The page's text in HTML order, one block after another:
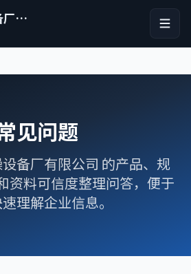
常州市干燥设备厂有限公司
见问题
备厂有限公司 的产品、规
资料可信度整理问答，便于
理解企业信息。